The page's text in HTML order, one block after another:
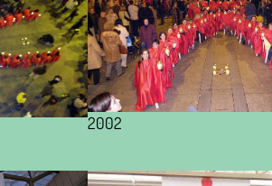
2002